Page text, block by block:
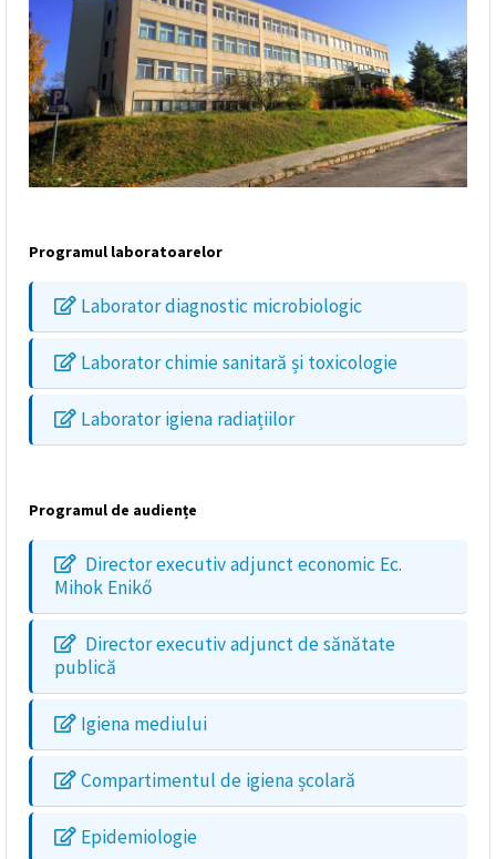
Programul laboratoarelor
Laborator diagnostic microbiologic
Laborator chimie sanitară și toxicologie
Laborator igiena radiațiilor
Programul de audiențe
Director executiv adjunct economic Ec.
Mihok Enikő
Director executiv adjunct de sănătate
publică
Igiena mediului
Compartimentul de igiena școlară
Epidemiologie